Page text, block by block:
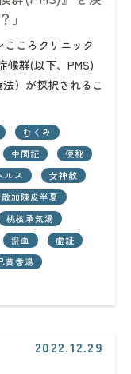
」
ころクリニック
候群(以下、PMS)
）が採択されるこ
むくみ
中間証
便秘
ルス
女神散
加陳皮半夏
桃核承気湯
瘀血
虚証
黄耆湯
2022.12.29